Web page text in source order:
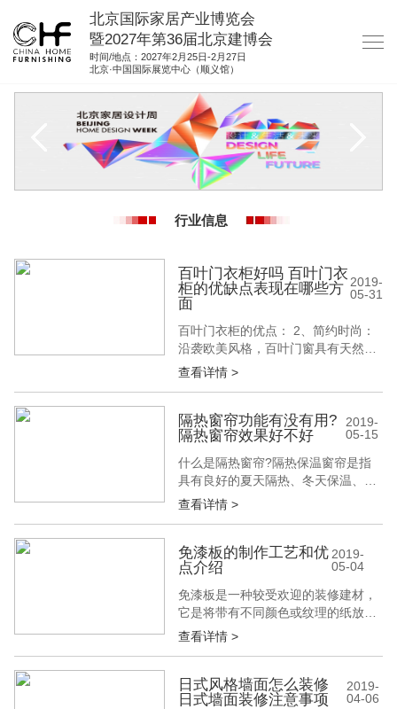
北京国际家居产业博览会
暨2027年第36届北京建博会
时间/地点：2027年2月25日-2月27日
北京·中国国际展览中心（顺义馆）
资料下载
行业信息
百叶门衣柜好吗 百叶门衣
柜的优缺点表现在哪些方
面
2019-
05-31
百叶门衣柜的优点： 2、简约时尚：
沿袭欧美风格，百叶门窗具有天然之
美及实用性。融入现代家装，为简洁
体。百变佳人系列百叶，分别为：V
型板，曲奇板、海浪板三款，可随意
组成，备受欢迎。 4、调节光线、通
风：部分可调节，防止室内光线照射;
冬季引...
查看详情 >
隔热窗帘功能有没有用?
隔热窗帘效果好不好
2019-
05-15
什么是隔热窗帘?隔热保温窗帘是指
具有良好的夏天隔热、冬天保温、防
紫外线功能的窗帘。这种窗帘采用的
帘加工技术，将夏天隔热、冬天保温
的技术数据推向极致。那么隔热窗帘
功能有没有用?隔热窗帘效果好不好
呢?建博会小编为您一一介绍! 隔热保
温窗帘...
查看详情 >
免漆板的制作工艺和优
点介绍
2019-
05-04
免漆板是一种较受欢迎的装修建材，
它是将带有不同颜色或纹理的纸放入
三聚氰胺树脂胶粘剂中浸泡，然后干
板、细木工板或其他实木板材上面，
经热压而成的装饰板，因此也常常叫
查看详情 >
日式风格墙面怎么装修
日式墙面装修注意事项
2019-
04-06